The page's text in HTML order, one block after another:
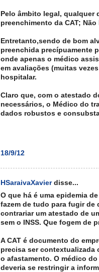
Pelo âmbito legal, qualquer
preenchimento da CAT;
Entretanto,sendo de bom
preenchida precípuamente
onde apenas o médico
em avaliações (muitas
hospitalar.
Claro que, com o atestado
necessários, o Médico do
dados robustos e
18/9/12
HSaraivaXavierdisse...
O que há é uma epidemia
fazem de tudo para fugir de
contrariar um atestado de
sem o INSS. Que fogem de
A CAT é documento do
precisa ser contextualizada
o afastamento. O médico
deveria se restringir a